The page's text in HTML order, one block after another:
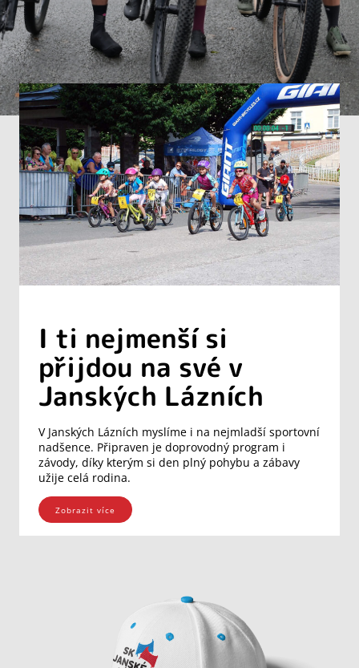
I ti nejmenší si
přijdou na své v
Janských Lázních
V Janských Lázních myslíme i na nejmladší sportovní
nadšence. Připraven je doprovodný program i
závody, díky kterým si den plný pohybu a zábavy
užije celá rodina.
Zobrazit více